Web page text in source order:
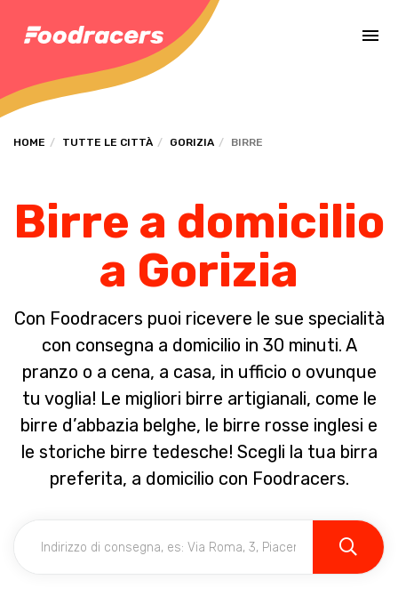
HOME TUTTE LE CITTÀ GORIZIA BIRRE
Birre a domicilio
a Gorizia
Con Foodracers puoi ricevere le sue specialità
con consegna a domicilio in 30 minuti. A
pranzo o a cena, a casa, in ufficio o ovunque
tu voglia! Le migliori birre artigianali, come le
birre d’abbazia belghe, le birre rosse inglesi e
le storiche birre tedesche! Scegli la tua birra
preferita, a domicilio con Foodracers.